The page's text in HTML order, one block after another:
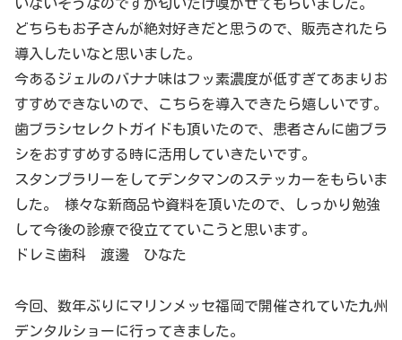
いないそうなのですが匂いだけ嗅がせてもらいました。
どちらもお子さんが絶対好きだと思うので、販売されたら
導入したいなと思いました。
今あるジェルのバナナ味はフッ素濃度が低すぎてあまりお
すすめできないので、こちらを導入できたら嬉しいです。
歯ブラシセレクトガイドも頂いたので、患者さんに歯ブラ
シをおすすめする時に活用していきたいです。
スタンプラリーをしてデンタマンのステッカーをもらいま
した。 様々な新商品や資料を頂いたので、しっかり勉強
して今後の診療で役立てていこうと思います。
ドレミ歯科 渡邊 ひなた
今回、数年ぶりにマリンメッセ福岡で開催されていた九州
デンタルショーに行ってきました。